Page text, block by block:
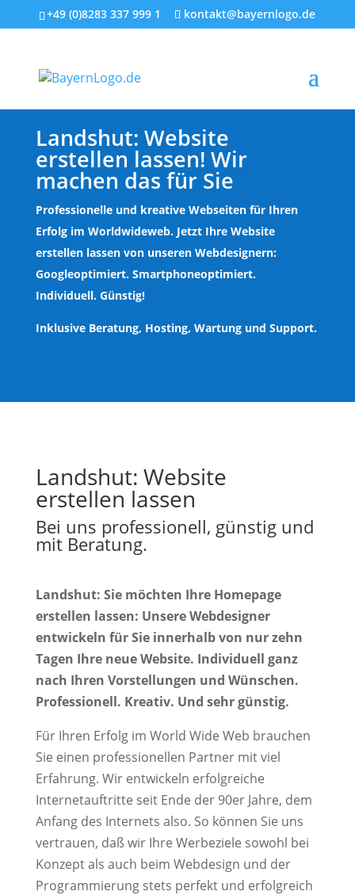
+49 (0)8283 337 999 1 kontakt@bayernlogo.de
Landshut: Website
erstellen lassen! Wir
machen das für Sie
Professionelle und kreative Webseiten für Ihren
Erfolg im Worldwideweb. Jetzt Ihre Website
erstellen lassen von unseren Webdesignern:
Googleoptimiert. Smartphoneoptimiert.
Individuell. Günstig!
Inklusive Beratung, Hosting, Wartung und Support.
Landshut: Website
erstellen lassen
Bei uns professionell, günstig und
mit Beratung.
Landshut: Sie möchten Ihre Homepage
erstellen lassen: Unsere Webdesigner
entwickeln für Sie innerhalb von nur zehn
Tagen Ihre neue Website. Individuell ganz
nach Ihren Vorstellungen und Wünschen.
Professionell. Kreativ. Und sehr günstig.
Für Ihren Erfolg im World Wide Web brauchen
Sie einen professionellen Partner mit viel
Erfahrung. Wir entwickeln erfolgreiche
Internetauftritte seit Ende der 90er Jahre, dem
Anfang des Internets also. So können Sie uns
vertrauen, daß wir Ihre Werbeziele sowohl bei
Konzept als auch beim Webdesign und der
Programmierung stets perfekt und erfolgreich